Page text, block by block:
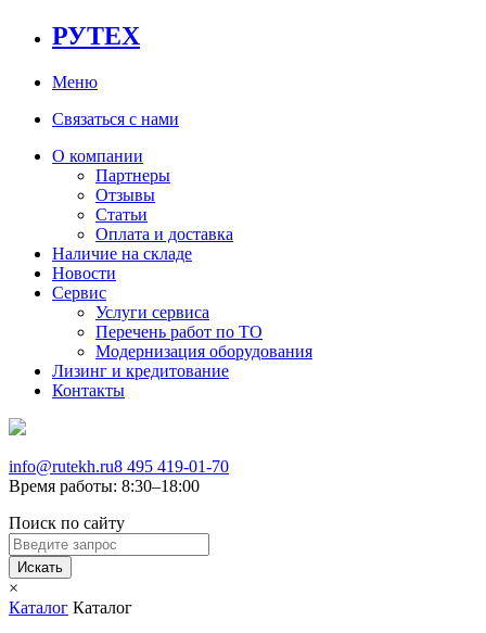
РУТЕХ
Меню
Связаться с нами
О компании
Партнеры
Отзывы
Статьи
Оплата и доставка
Наличие на складе
Новости
Сервис
Услуги сервиса
Перечень работ по ТО
Модернизация оборудования
Лизинг и кредитование
Контакты
info@rutekh.ru8 495 419-01-70
Время работы: 8:30–18:00
Поиск по сайту
Искать
×
Каталог Каталог